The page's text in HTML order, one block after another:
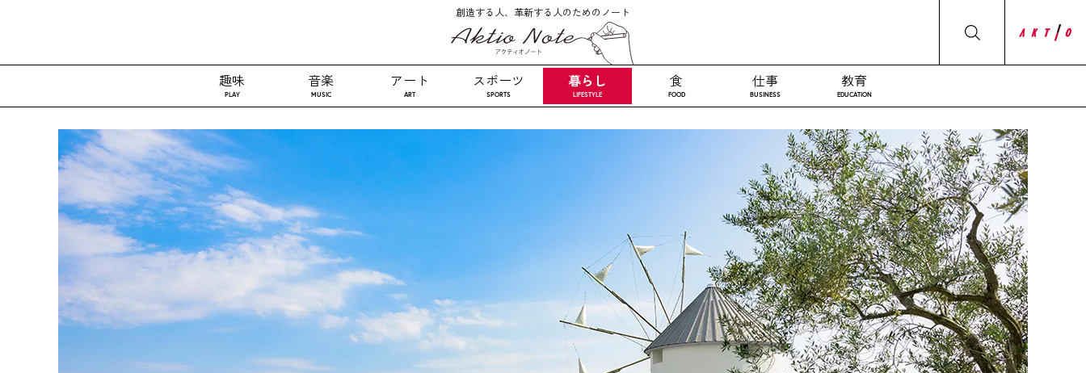
創造する人、革新する人のためのノート
趣味
PLAY
音楽
MUSIC
アート
ART
スポーツ
SPORTS
暮らし
LIFESTYLE
食
FOOD
仕事
BUSINESS
教育
EDUCATION